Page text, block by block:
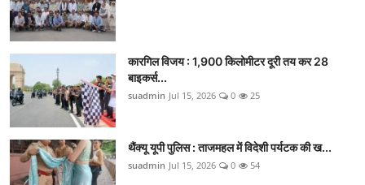
कारगिल विजय : 1,900 किलोमीटर दूरी तय कर 28
बाइकर्स...
suadmin Jul 15, 2026 0 25
थैंक्यू यूपी पुलिस : ताजमहल में विदेशी पर्यटक की ख...
suadmin Jul 15, 2026 0 54